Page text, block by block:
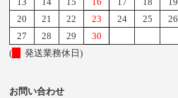
20
21 22 23 24 25
26
27
28 29
30
(
発送業務休日)
お問い合わせ